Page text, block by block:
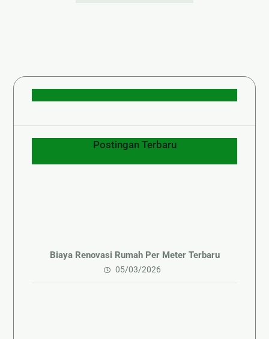
Postingan Terbaru
Biaya Renovasi Rumah Per Meter Terbaru
05/03/2026